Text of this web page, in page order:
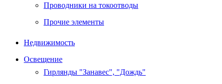
Проводники на токоотводы
Прочие элементы
Недвижимость
Освещение
Гирлянды "Занавес", "Дождь"